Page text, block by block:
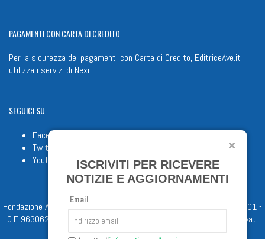
PAGAMENTICON CARTA DI CREDITO
Per la sicurezza dei pagamenti con Carta di Credito, EditriceAve.it
utilizza i servizi di Nexi
SEGUICISU
Facebook
Twitter
Youtube
Fondazione Apostolicam Actuositatem ETS © 2023 - P.I. 05398481001 -
C.F 96306220581 - REA 888781 del 23/02/98 - Tutti i diritti riservati
ISCRIVITI PER RICEVERE
NOTIZIE E AGGIORNAMENTI
Email